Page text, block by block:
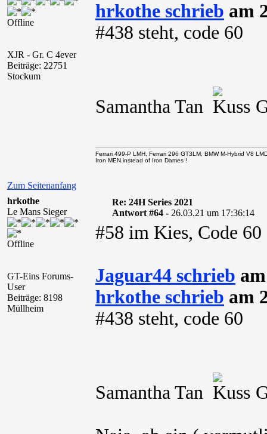
Offline
XJR - Gr. C 4ever
Beiträge: 22751
Stockum
hrkothe schrieb am
#438 steht, code 60
Samantha Tan
Zum Seitenanfang
Ferrari 499-P LMH, Ferrari 296 GT3LM, BMW M-Hybrid V8
Iron MEN.instead of Iron Dames !
hrkothe
Le Mans Sieger
Offline
GT-Eins Forums-
User
Beiträge: 8198
Müllheim
Re: 24H Series 2021
Antwort #64 - 26.03.21 um 17:36:14
#58 im Kies, Code 60
Jaguar44 schrieb
hrkothe schrieb am
#438 steht, code 60
Samantha Tan